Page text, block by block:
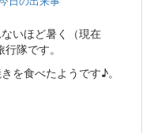
いほど暑く（現在
隊です。
を食べたようです♪。